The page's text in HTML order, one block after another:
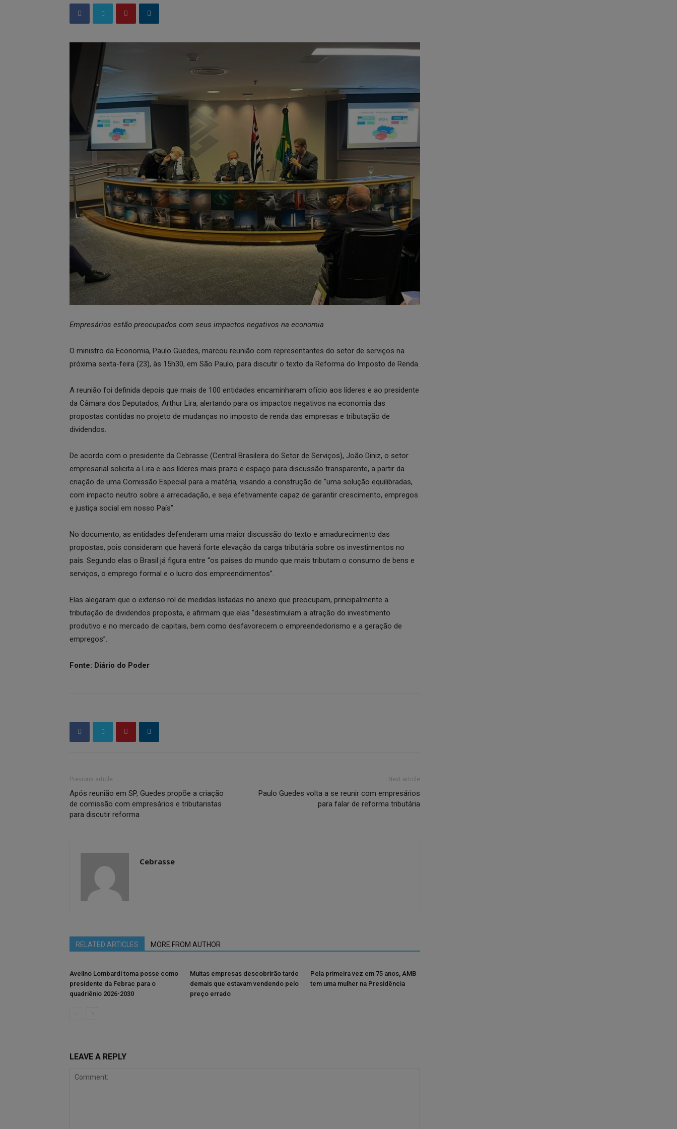
Empresários estão preocupados com seus impactos negativos na economia
O ministro da Economia, Paulo Guedes, marcou reunião com representantes do setor de serviços na
próxima sexta-feira (23), às 15h30, em São Paulo, para discutir o texto da Reforma do Imposto de Renda.
A reunião foi definida depois que mais de 100 entidades encaminharam ofício aos líderes e ao presidente
da Câmara dos Deputados, Arthur Lira, alertando para os impactos negativos na economia das
propostas contidas no projeto de mudanças no imposto de renda das empresas e tributação de
dividendos.
De acordo com o presidente da Cebrasse (Central Brasileira do Setor de Serviços), João Diniz, o setor
empresarial solicita a Lira e aos líderes mais prazo e espaço para discussão transparente, a partir da
criação de uma Comissão Especial para a matéria, visando a construção de “uma solução equilibradas,
com impacto neutro sobre a arrecadação, e seja efetivamente capaz de garantir crescimento, empregos
e justiça social em nosso País”.
No documento, as entidades defenderam uma maior discussão do texto e amadurecimento das
propostas, pois consideram que haverá forte elevação da carga tributária sobre os investimentos no
país. Segundo elas o Brasil já figura entre “os países do mundo que mais tributam o consumo de bens e
serviços, o emprego formal e o lucro dos empreendimentos”.
Elas alegaram que o extenso rol de medidas listadas no anexo que preocupam, principalmente a
tributação de dividendos proposta, e afirmam que elas “desestimulam a atração do investimento
produtivo e no mercado de capitais, bem como desfavorecem o empreendedorismo e a geração de
empregos”.
Fonte: Diário do Poder
Previous article
Após reunião em SP, Guedes propõe a criação
de comissão com empresários e tributaristas
para discutir reforma
Next article
Paulo Guedes volta a se reunir com empresários
para falar de reforma tributária
Cebrasse
RELATED ARTICLES MORE FROM AUTHOR
Avelino Lombardi toma posse como
presidente da Febrac para o
quadriênio 2026-2030
Muitas empresas descobrirão tarde
demais que estavam vendendo pelo
preço errado
Pela primeira vez em 75 anos, AMB
tem uma mulher na Presidência
LEAVE A REPLY